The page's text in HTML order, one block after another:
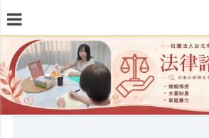
最新消息 關於晚晴 日常